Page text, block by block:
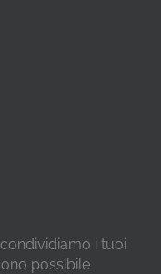
i tuoi
possibile